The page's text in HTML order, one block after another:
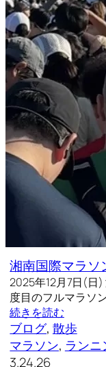
湘南国際マラソ
2025年12月7日(日
度目のフルマラソ
続きを読む
ブログ, 散歩
マラソン, ランニ
3.24.26